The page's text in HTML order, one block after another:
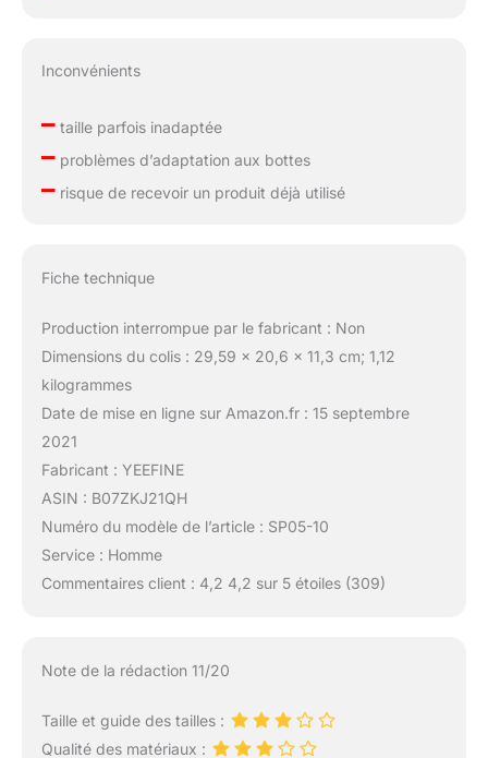
Inconvénients
–taille parfois inadaptée
–problèmes d’adaptation aux bottes
–risque de recevoir un produit déjà utilisé
Fiche technique
Production interrompue par le fabricant : Non
Dimensions du colis : 29,59 x 20,6 x 11,3 cm; 1,12
kilogrammes
Date de mise en ligne sur Amazon.fr : 15 septembre
2021
Fabricant : YEEFINE
ASIN : B07ZKJ21QH
Numéro du modèle de l’article : SP05-10
Service : Homme
Commentaires client : 4,2 4,2 sur 5 étoiles (309)
Note de la rédaction 11/20
Taille et guide des tailles :
Qualité des matériaux :